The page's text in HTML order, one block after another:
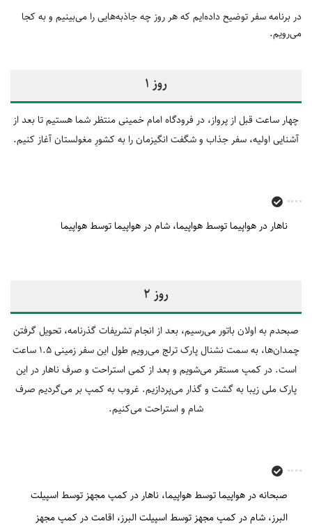
در برنامه سفر توضیح داده‌ایم که هر روز چه جاذبه‌هایی را می‌بینیم و به کجا
می‌رویم.
روز 1
چهار ساعت قبل از پرواز، در فرودگاه امام خمینی منتظر شما هستیم تا بعد از
آشنایی اولیه، سفر جذاب و شگفت انگیزمان را به کشورِ مغولستان آغاز کنیم.
ناهار در هواپیما توسط هواپیما شام در هواپیما توسط هواپیما
روز 2
صبحدم به اولان باتور می‌رسیم، بعد از انجام تشریفات گذرنامه، تحویل گرفتن
چمدان‌ها، به سمت نشنال پارک ترلج می‌رویم طول این سفر زمینی 1.5 ساعت
است. در کمپ مستقر می‌شویم و بعد از کمی استراحت و صرف ناهار در این
پارک ملی زیبا به گشت و گذار می‌پردازیم. غروب به کمپ بر می‌گردیم صرف
شام و استراحت می‌کنیم.
صبحانه در هواپیما توسط هواپیما ناهار در کمپ مجهز توسط اسپیلت
البرز شام در کمپ مجهز توسط اسپیلت البرز اقامت در کمپ مجهز